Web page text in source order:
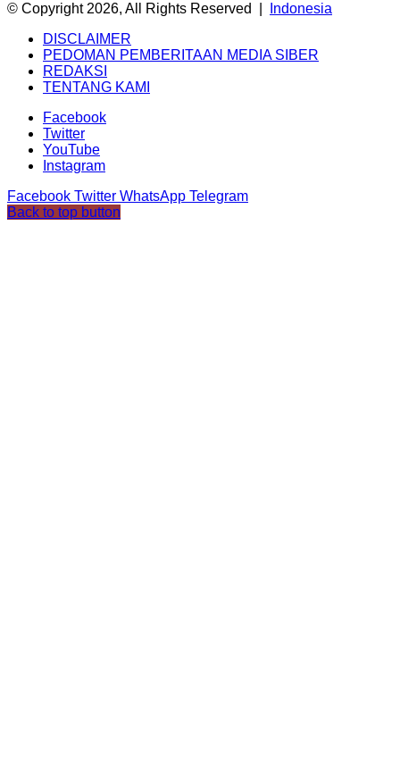
© Copyright 2026, All Rights Reserved |
Indonesia
DISCLAIMER
PEDOMAN PEMBERITAAN MEDIA SIBER
REDAKSI
TENTANG KAMI
Facebook
Twitter
YouTube
Instagram
Facebook Twitter WhatsApp Telegram
Back to top button